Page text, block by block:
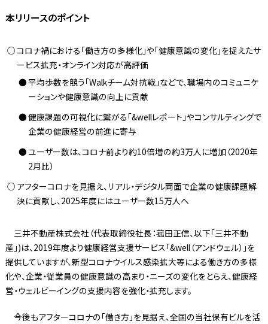
本リリースのポイント
コロナ禍における「働き方の多様化」や「健康意識の変化」を捉えたサ
ービス拡充・オンライン対応が高評価
平均歩数を競う「Walkチーム対抗戦」などで、職場内のコミュニケ
ーションや健康意識の向上に貢献
健康課題の可視化に繋がる「&wellレポート」やコンサルティングで
企業の健康経営の前進に寄与
ユーザー数は、コロナ前より約10倍増の約3万人に増加（2020年
2月比）
アフターコロナを見据え、リアル・デジタル両面で企業の健康課題解
決に貢献し、2025年度にはユーザー数15万人へ
三井不動産株式会社（代表取締役社長：菰田正信、以下「三井不動
産」)は、2019年度より健康経営支援サービス「&well（アンドウェル）」を
提供していますが、新型コロナウイルス感染拡大等による働き方の多様
化や、企業・従業員の健康意識の高まり・ニーズの変化をとらえ、健康経
営・ウェルビーイングの支援内容を強化・拡充します。
今後もアフターコロナの「働き方」を見据え、全国の当社保有ビルを活